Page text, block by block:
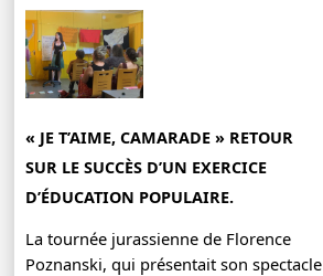
« JE T’AIME, CAMARADE » RETOUR
SUR LE SUCCÈS D’UN EXERCICE
D’ÉDUCATION POPULAIRE.
La tournée jurassienne de Florence
Poznanski, qui présentait son spectacle